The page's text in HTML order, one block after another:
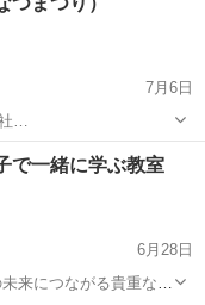
7月6日
…
で一緒に学ぶ教室
6月28日
来につながる貴重な学